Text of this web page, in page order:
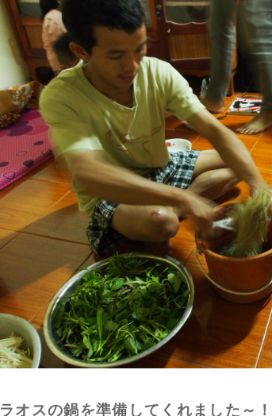
ラオスの鍋を準備してくれました～！